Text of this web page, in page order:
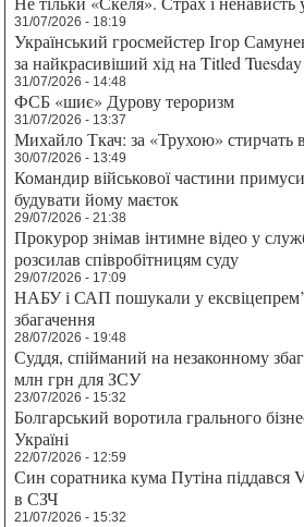
31/07/2026 - 18:19
Український гросмейстер Ігор
за найкрасивіший хід на Titled Tuesday
31/07/2026 - 14:48
ФСБ «шиє» Дурову тероризм
31/07/2026 - 13:37
Михайло Ткач: за «Трухою» стирчать
30/07/2026 - 13:49
Командир військової частини
будувати йому маєток
29/07/2026 - 21:38
Прокурор знімав інтимне відео у
розсилав співробітницям суду
29/07/2026 - 17:09
НАБУ і САП пошукали у
збагачення
28/07/2026 - 19:48
Суддя, спійманий на незаконному
млн грн для ЗСУ
23/07/2026 - 15:32
Болгарський воротила грального
Україні
22/07/2026 - 12:59
Син соратника кума Путіна піддався
в СЗЧ
21/07/2026 - 15:32